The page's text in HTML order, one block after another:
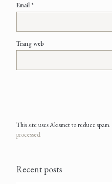
Email *
Trang web
This site uses Akismet to reduce spam.
processed.
Recent posts